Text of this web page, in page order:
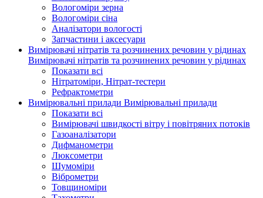
Вологоміри зерна
Вологоміри сіна
Аналізатори вологості
Запчастини і аксесуари
Вимірювачі нітратів та розчинених речовин у рідинах
Вимірювачі нітратів та розчинених речовин у рідинах
Показати всі
Нітратоміри, Нітрат-тестери
Рефрактометри
Вимірювальні прилади Вимірювальні прилади
Показати всі
Вимірювачі швидкості вітру і повітряних потоків
Газоаналізатори
Дифманометри
Люксометри
Шумоміри
Віброметри
Товщиноміри